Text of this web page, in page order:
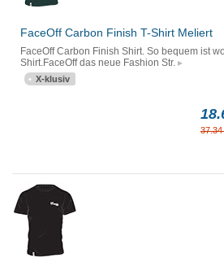
FaceOff Carbon Finish T-Shirt Meliert
FaceOff Carbon Finish Shirt. So bequem ist
Shirt.FaceOff das neue Fashion Str.
X-klusiv